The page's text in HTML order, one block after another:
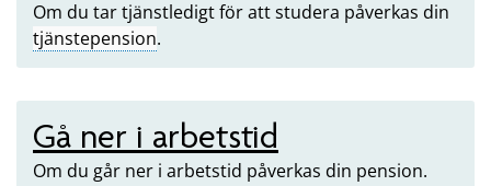
Om du tar tjänstledigt för att studera påverkas din
tjänstepension.
Gå ner i arbetstid
Om du går ner i arbetstid påverkas din pension.